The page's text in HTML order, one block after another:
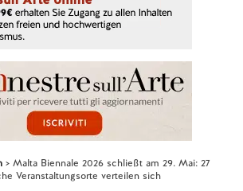
Malta Biennale 2026 schließt am 29. Mai: 27
Veranstaltungsorte verteilen sich